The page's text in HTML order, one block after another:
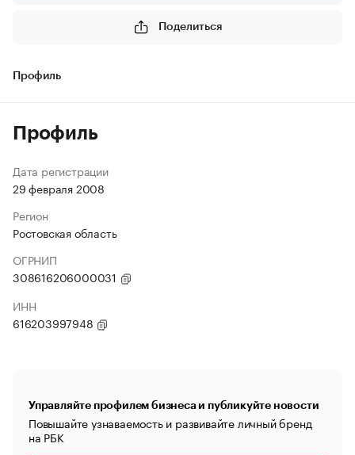
Поделиться
Профиль
Профиль
Дата регистрации
29 февраля 2008
Регион
Ростовская область
ОГРНИП
308616206000031
ИНН
616203997948
Управляйте профилем бизнеса и публикуйте новости
Повышайте узнаваемость и развивайте личный бренд
на РБК